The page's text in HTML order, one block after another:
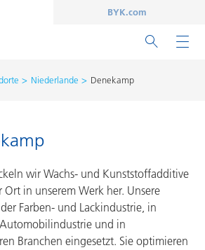
BYK.com
Niederlande Denekamp
wir Wachs- und Kunststoffadditive
Ort in unserem Werk her. Unsere
Farben- und Lackindustrie, in
und in
Branchen eingesetzt. Sie optimieren